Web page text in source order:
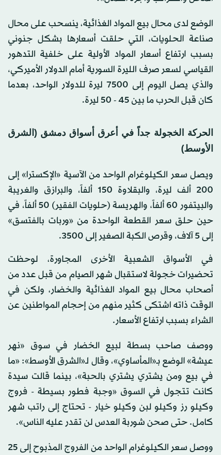
الوضع لدى محال بيع المواد الغذائية، ينسحب على محال
صناعة الحلويات، التي حلقت أسعارها بشكل جنوني
بسبب ارتفاع أسعار المواد الأولية على خلفية التدهور
القياسي لسعر صرف الليرة السورية أمام الدولار الأميركي،
والذي يصل اليوم إلى 7500 ليرة للدولار الواحد، بعدما
كان قبل الحرب ما بين 45 - 50 ليرة.
الحركة الخجولة جداً في أعرق أسواق دمشق (الشرق
الأوسط)
ويصل سعر الكيلوغرام الواحد من الآسية «الإكسترا» إلى
200 ألف ليرة، والبقلاوة 150 ألفاً، والبرازق والغريبة
والبيتفور 60 ألفاً، والهريسة (حلويات الفقير) 50 ألفاً، في
حين حلق سعر القطعة الواحدة من «وربات بالفتسق»
إلى 5 آلاف، وقرص الكبة الصغير إلى 3500.
في الأسواق الشعبية الأخرى المجاورة، لوحظت
تحضيرات خجولة لاستقبال شهر الصيام من قبل عدد من
أصحاب محال بيع المواد الغذائية والخضار، ولكن في
الوقت ذاته اشتكى كثير منهم من إحجام المواطنين عن
الشراء بسبب ارتفاع الأسعار.
ووصف صاحب بسطة لبيع الخضار في سوق «نهر
عيشة» الوضع بـ«المأساوي»، وقال لـ«الشرق الأوسط»: «ما
في بيع ومن يشتري يشتري بالحبة»، بينما قالت سيدة
كانت تتجول في السوق «وجبة فطور بسيطة - فروج
وكيلو رز وكيلو لبن وكيلو خيار - تحتاج إلى راتب شهر
كامل. حتى صحن شوربة العدس لن تقدر عليه الناس».
ووصل سعر الكيلوغرام الواحد من الفروج المذبوح إلى 25